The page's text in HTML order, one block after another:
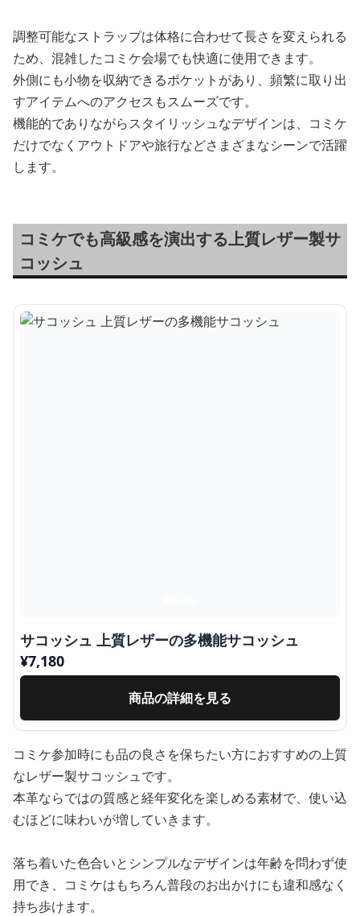
調整可能なストラップは体格に合わせて長さを変えられる
ため、混雑したコミケ会場でも快適に使用できます。
外側にも小物を収納できるポケットがあり、頻繁に取り出
すアイテムへのアクセスもスムーズです。
機能的でありながらスタイリッシュなデザインは、コミケ
だけでなくアウトドアや旅行などさまざまなシーンで活躍
します。
コミケでも高級感を演出する上質レザー製サ
コッシュ
サコッシュ 上質レザーの多機能サコッシュ
¥7,180
商品の詳細を見る
コミケ参加時にも品の良さを保ちたい方におすすめの上質
なレザー製サコッシュです。
本革ならではの質感と経年変化を楽しめる素材で、使い込
むほどに味わいが増していきます。
落ち着いた色合いとシンプルなデザインは年齢を問わず使
用でき、コミケはもちろん普段のお出かけにも違和感なく
持ち歩けます。